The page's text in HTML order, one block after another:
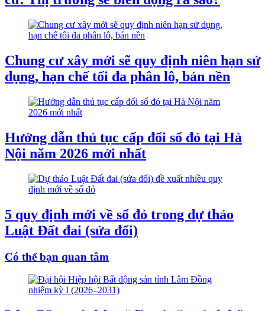
Chung cư xây mới sẽ quy định niên hạn sử
dụng, hạn chế tối đa phân lô, bán nền
Hướng dẫn thủ tục cấp đổi sổ đỏ tại Hà
Nội năm 2026 mới nhất
5 quy định mới về sổ đỏ trong dự thảo
Luật Đất đai (sửa đổi)
Có thể bạn quan tâm